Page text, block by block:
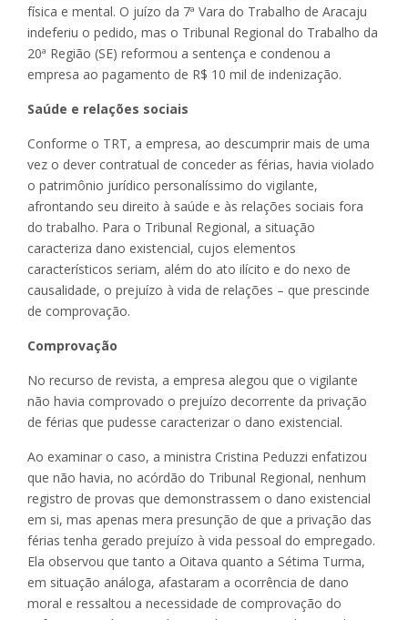
física e mental. O juízo da 7ª Vara do Trabalho de Aracaju
indeferiu o pedido, mas o Tribunal Regional do Trabalho da
20ª Região (SE) reformou a sentença e condenou a
empresa ao pagamento de R$ 10 mil de indenização.
Saúde e relações sociais
Conforme o TRT, a empresa, ao descumprir mais de uma
vez o dever contratual de conceder as férias, havia violado
o patrimônio jurídico personalíssimo do vigilante,
afrontando seu direito à saúde e às relações sociais fora
do trabalho. Para o Tribunal Regional, a situação
caracteriza dano existencial, cujos elementos
característicos seriam, além do ato ilícito e do nexo de
causalidade, o prejuízo à vida de relações – que prescinde
de comprovação.
Comprovação
No recurso de revista, a empresa alegou que o vigilante
não havia comprovado o prejuízo decorrente da privação
de férias que pudesse caracterizar o dano existencial.
Ao examinar o caso, a ministra Cristina Peduzzi enfatizou
que não havia, no acórdão do Tribunal Regional, nenhum
registro de provas que demonstrassem o dano existencial
em si, mas apenas mera presunção de que a privação das
férias tenha gerado prejuízo à vida pessoal do empregado.
Ela observou que tanto a Oitava quanto a Sétima Turma,
em situação análoga, afastaram a ocorrência de dano
moral e ressaltou a necessidade de comprovação do